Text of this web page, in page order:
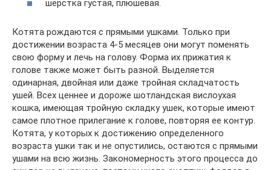
шерстка густая, плюшевая.
Котята рождаются с прямыми ушками. Только при
достижении возраста 4-5 месяцев они могут поменять
свою форму и лечь на голову. Форма их прижатия к
голове также может быть разной. Выделяется
одинарная, двойная или даже тройная складчатость
ушей. Всех ценнее и дороже шотландская вислоухая
кошка, имеющая тройную складку ушек, которые имеют
самое плотное прилегание к голове, повторяя ее контур.
Котята, у которых к достижению определенного
возраста ушки так и не опустились, остаются с прямыми
ушами на всю жизнь. Закономерность этого процесса до